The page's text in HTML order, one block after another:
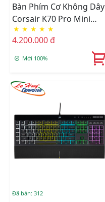
Bàn Phím Cơ Không Dây
Corsair K70 Pro Mini
RGB White MX RED CH-
9189110-NA
★ ★ ★ ★ ★
4.200.000 đ
Mới 100%
Đã bán: 312